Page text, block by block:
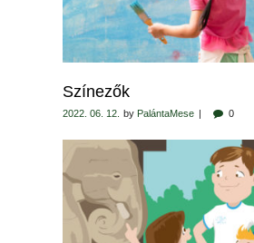
Színezők
2022. 06. 12. by PalántaMese 0